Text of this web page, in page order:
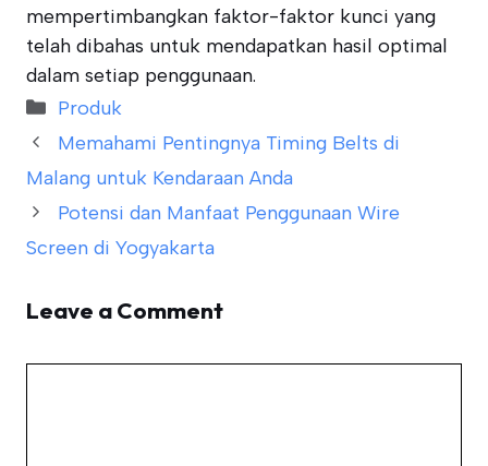
mempertimbangkan faktor-faktor kunci yang
telah dibahas untuk mendapatkan hasil optimal
dalam setiap penggunaan.
Categories
Produk
Memahami Pentingnya Timing Belts di
Malang untuk Kendaraan Anda
Potensi dan Manfaat Penggunaan Wire
Screen di Yogyakarta
Leave a Comment